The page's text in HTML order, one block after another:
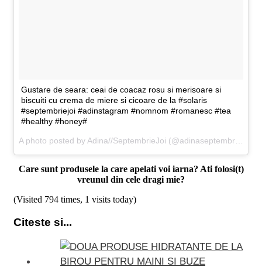
Gustare de seara: ceai de coacaz rosu si merisoare si
biscuiti cu crema de miere si cicoare de la #solaris
#septembriejoi #adinstagram #nomnom #romanesc #tea
#healthy #honey#
Care sunt produsele la care apelati voi iarna? Ati folosi(t)
vreunul din cele dragi mie?
(Visited 794 times, 1 visits today)
Citeste si...